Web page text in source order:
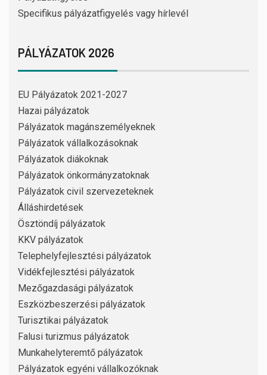
Specifikus pályázatfigyelés vagy hírlevél
PÁLYÁZATOK 2026
EU Pályázatok 2021-2027
Hazai pályázatok
Pályázatok magánszemélyeknek
Pályázatok vállalkozásoknak
Pályázatok diákoknak
Pályázatok önkormányzatoknak
Pályázatok civil szervezeteknek
Álláshirdetések
Ösztöndíj pályázatok
KKV pályázatok
Telephelyfejlesztési pályázatok
Vidékfejlesztési pályázatok
Mezőgazdasági pályázatok
Eszközbeszerzési pályázatok
Turisztikai pályázatok
Falusi turizmus pályázatok
Munkahelyteremtő pályázatok
Pályázatok egyéni vállalkozóknak